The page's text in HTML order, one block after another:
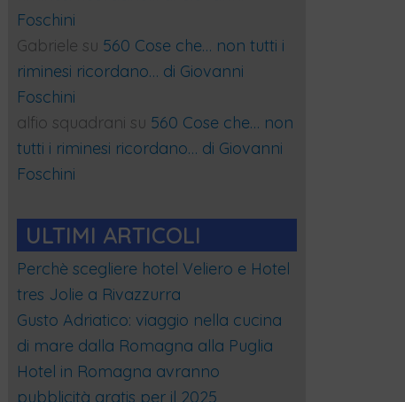
Foschini
Gabriele su 560 Cose che… non tutti i
riminesi ricordano… di Giovanni
Foschini
alfio squadrani su 560 Cose che… non
tutti i riminesi ricordano… di Giovanni
Foschini
ULTIMI ARTICOLI
Perchè scegliere hotel Veliero e Hotel
tres Jolie a Rivazzurra
Gusto Adriatico: viaggio nella cucina
di mare dalla Romagna alla Puglia
Hotel in Romagna avranno
pubblicità gratis per il 2025